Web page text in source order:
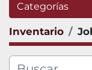
Categorías
Inventario